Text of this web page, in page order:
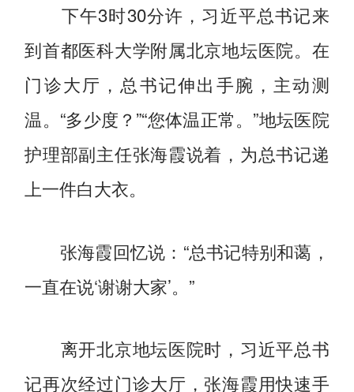
下午3时30分许，习近平总书记来
到首都医科大学附属北京地坛医院。在
门诊大厅，总书记伸出手腕，主动测
温。“多少度？”“您体温正常。”地坛医院
护理部副主任张海霞说着，为总书记递
上一件白大衣。
张海霞回忆说：“总书记特别和蔼，
一直在说‘谢谢大家’。”
离开北京地坛医院时，习近平总书
记再次经过门诊大厅，张海霞用快速手